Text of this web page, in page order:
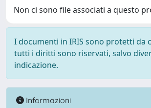
Non ci sono file associati a questo
I documenti in IRIS sono protetti da
tutti i diritti sono riservati, salvo
indicazione.
Informazioni